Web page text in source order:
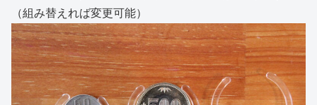
（組み替えれば変更可能）